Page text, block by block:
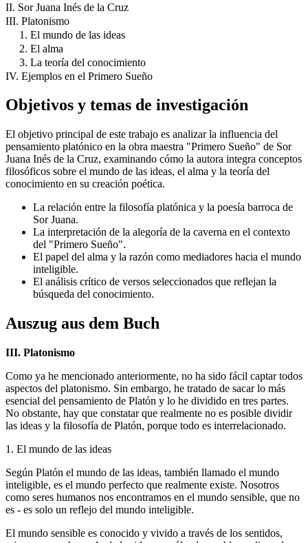
II. Sor Juana Inés de la Cruz
III. Platonismo
1. El mundo de las ideas
2. El alma
3. La teoría del conocimiento
IV. Ejemplos en el Primero Sueño
Objetivos y temas de investigación
El objetivo principal de este trabajo es analizar la influencia del
pensamiento platónico en la obra maestra "Primero Sueño" de Sor
Juana Inés de la Cruz, examinando cómo la autora integra conceptos
filosóficos sobre el mundo de las ideas, el alma y la teoría del
conocimiento en su creación poética.
La relación entre la filosofía platónica y la poesía barroca de
Sor Juana.
La interpretación de la alegoría de la caverna en el contexto
del "Primero Sueño".
El papel del alma y la razón como mediadores hacia el mundo
inteligible.
El análisis crítico de versos seleccionados que reflejan la
búsqueda del conocimiento.
Auszug aus dem Buch
III. Platonismo
Como ya he mencionado anteriormente, no ha sido fácil captar todos
aspectos del platonismo. Sin embargo, he tratado de sacar lo más
esencial del pensamiento de Platón y lo he dividido en tres partes.
No obstante, hay que constatar que realmente no es posible dividir
las ideas y la filosofía de Platón, porque todo es interrelacionado.
1. El mundo de las ideas
Según Platón el mundo de las ideas, también llamado el mundo
inteligible, es el mundo perfecto que realmente existe. Nosotros
como seres humanos nos encontramos en el mundo sensible, que no
es - es solo un reflejo del mundo inteligible.
El mundo sensible es conocido y vivido a través de los sentidos,